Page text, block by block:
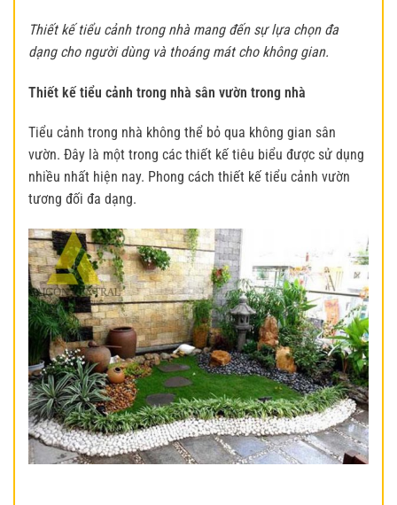
Thiết kế tiểu cảnh trong nhà mang đến sự lựa chọn đa
dạng cho người dùng và thoáng mát cho không gian.
Thiết kế tiểu cảnh trong nhà sân vườn trong nhà
Tiểu cảnh trong nhà không thể bỏ qua không gian sân
vườn. Đây là một trong các thiết kế tiêu biểu được sử dụng
nhiều nhất hiện nay. Phong cách thiết kế tiểu cảnh vườn
tương đối đa dạng.